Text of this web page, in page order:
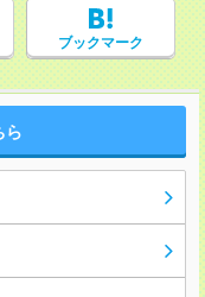
ブックマーク
ら